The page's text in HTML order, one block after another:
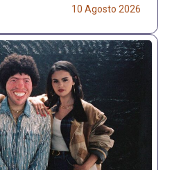
10 Agosto 2026